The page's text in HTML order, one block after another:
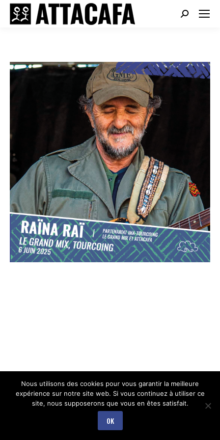
Search:
Nous utilisons des cookies pour vous garantir la meilleure
expérience sur notre site web. Si vous continuez à utiliser ce
site, nous supposerons que vous en êtes satisfait.
OK